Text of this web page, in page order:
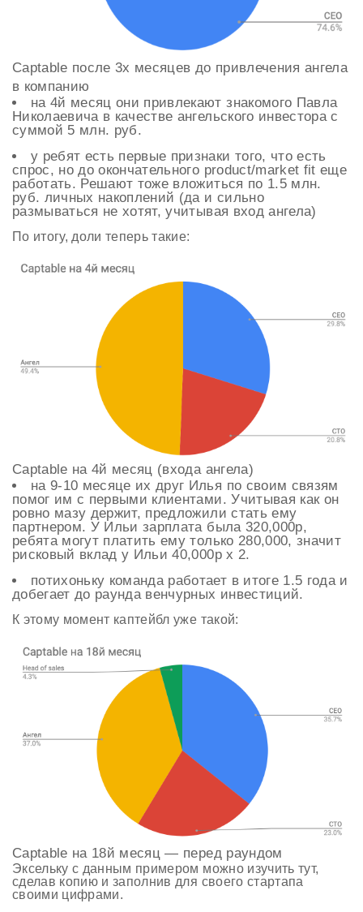
Captable после 3х месяцев до привлечения ангела
в компанию
на 4й месяц они привлекают знакомого Павла
Николаевича в качестве ангельского инвестора с
суммой 5 млн. руб.
у ребят есть первые признаки того, что есть
спрос, но до окончательного product/market fit еще
работать. Решают тоже вложиться по 1.5 млн.
руб. личных накоплений (да и сильно
размываться не хотят, учитывая вход ангела)
По итогу, доли теперь такие:
Captable на 4й месяц (входа ангела)
на 9-10 месяце их друг Илья по своим связям
помог им с первыми клиентами. Учитывая как он
ровно мазу держит, предложили стать ему
партнером. У Ильи зарплата была 320,000р,
ребята могут платить ему только 280,000, значит
рисковый вклад у Ильи 40,000р х 2.
потихоньку команда работает в итоге 1.5 года и
добегает до раунда венчурных инвестиций.
К этому момент каптейбл уже такой:
Captable на 18й месяц — перед раундом
Эксельку с данным примером можно изучить тут,
сделав копию и заполнив для своего стартапа
своими цифрами.